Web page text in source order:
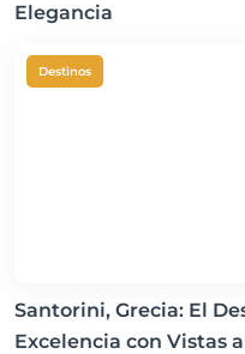
Elegancia
Destinos
Santorini, Grecia: El
Excelencia con Vistas